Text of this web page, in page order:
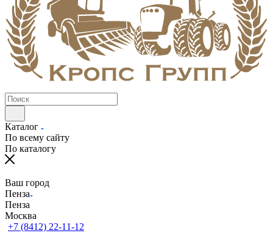
Каталог
По всему сайту
По каталогу
Ваш город
Пенза
Пенза
Москва
+7 (8412) 22-11-12